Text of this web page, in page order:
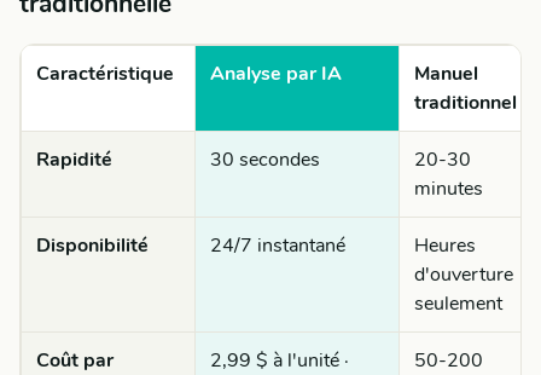
Caractéristique Analyse par IA
Manuel
traditionnel
Rapidité 30 secondes
20-30
minutes
Disponibilité 24/7 instantané
Heures
d'ouverture
seulement
Coût par
2,99 $ à l'unité ·
50-200